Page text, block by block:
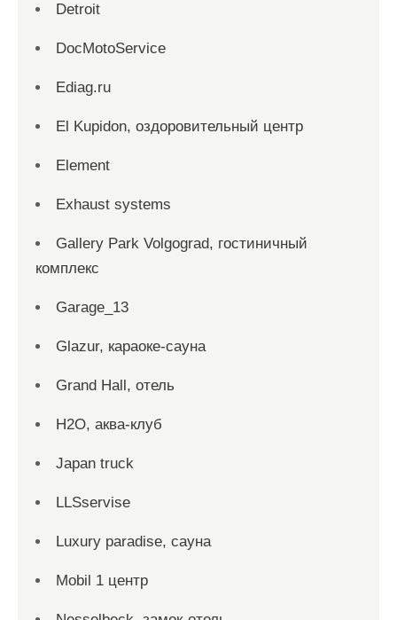
Detroit
DocMotoService
Ediag.ru
El Kupidon, оздоровительный центр
Element
Exhaust systems
Gallery Park Volgograd, гостиничный
комплекс
Garage_13
Glazur, караоке-сауна
Grand Hall, отель
H2O, аква-клуб
Japan truck
LLSservise
Luxury paradise, сауна
Mobil 1 центр